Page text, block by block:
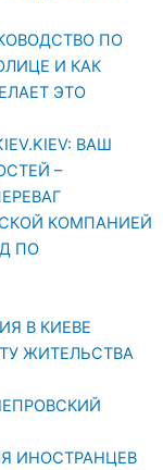
ПО
И КАК
ЭТО
ВАШ
–
КОМПАНИЕЙ
ПО
В КИЕВЕ
ЖИТЕЛЬСТВА
ИНОСТРАНЦЕВ